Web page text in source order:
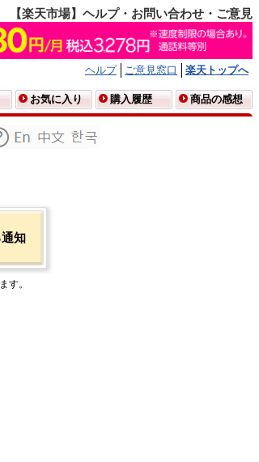
【楽天市場】ヘルプ・お問い合わせ・ご意見
ヘルプ ご意見窓口
楽天トップへ
お気に入り 購入履歴 商品の感想
知
す。